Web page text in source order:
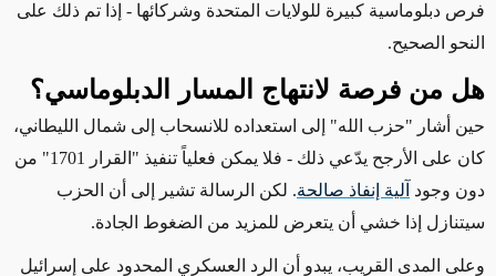
فرص دبلوماسية كبيرة للولايات المتحدة وشركائها - إذا تم ذلك على
النحو الصحيح.
هل من فرصة لانتهاج المسار الدبلوماسي؟
حين أشار "حزب الله" إلى استعداده للانسحاب إلى شمال الليطاني،
كان على الأرجح يدّعي ذلك - فلا يمكن فعلياً تنفيذ "القرار 1701" من
دون وجود آلية إنفاذ صالحة. لكن الرسالة تشير إلى أن الحزب
سيتنازل إذا خشي أن يتعرض للمزيد من الضغوط الجادة.
وعلى المدى القريب، يبدو أن الرد العسكري المحدود على إسرائيل